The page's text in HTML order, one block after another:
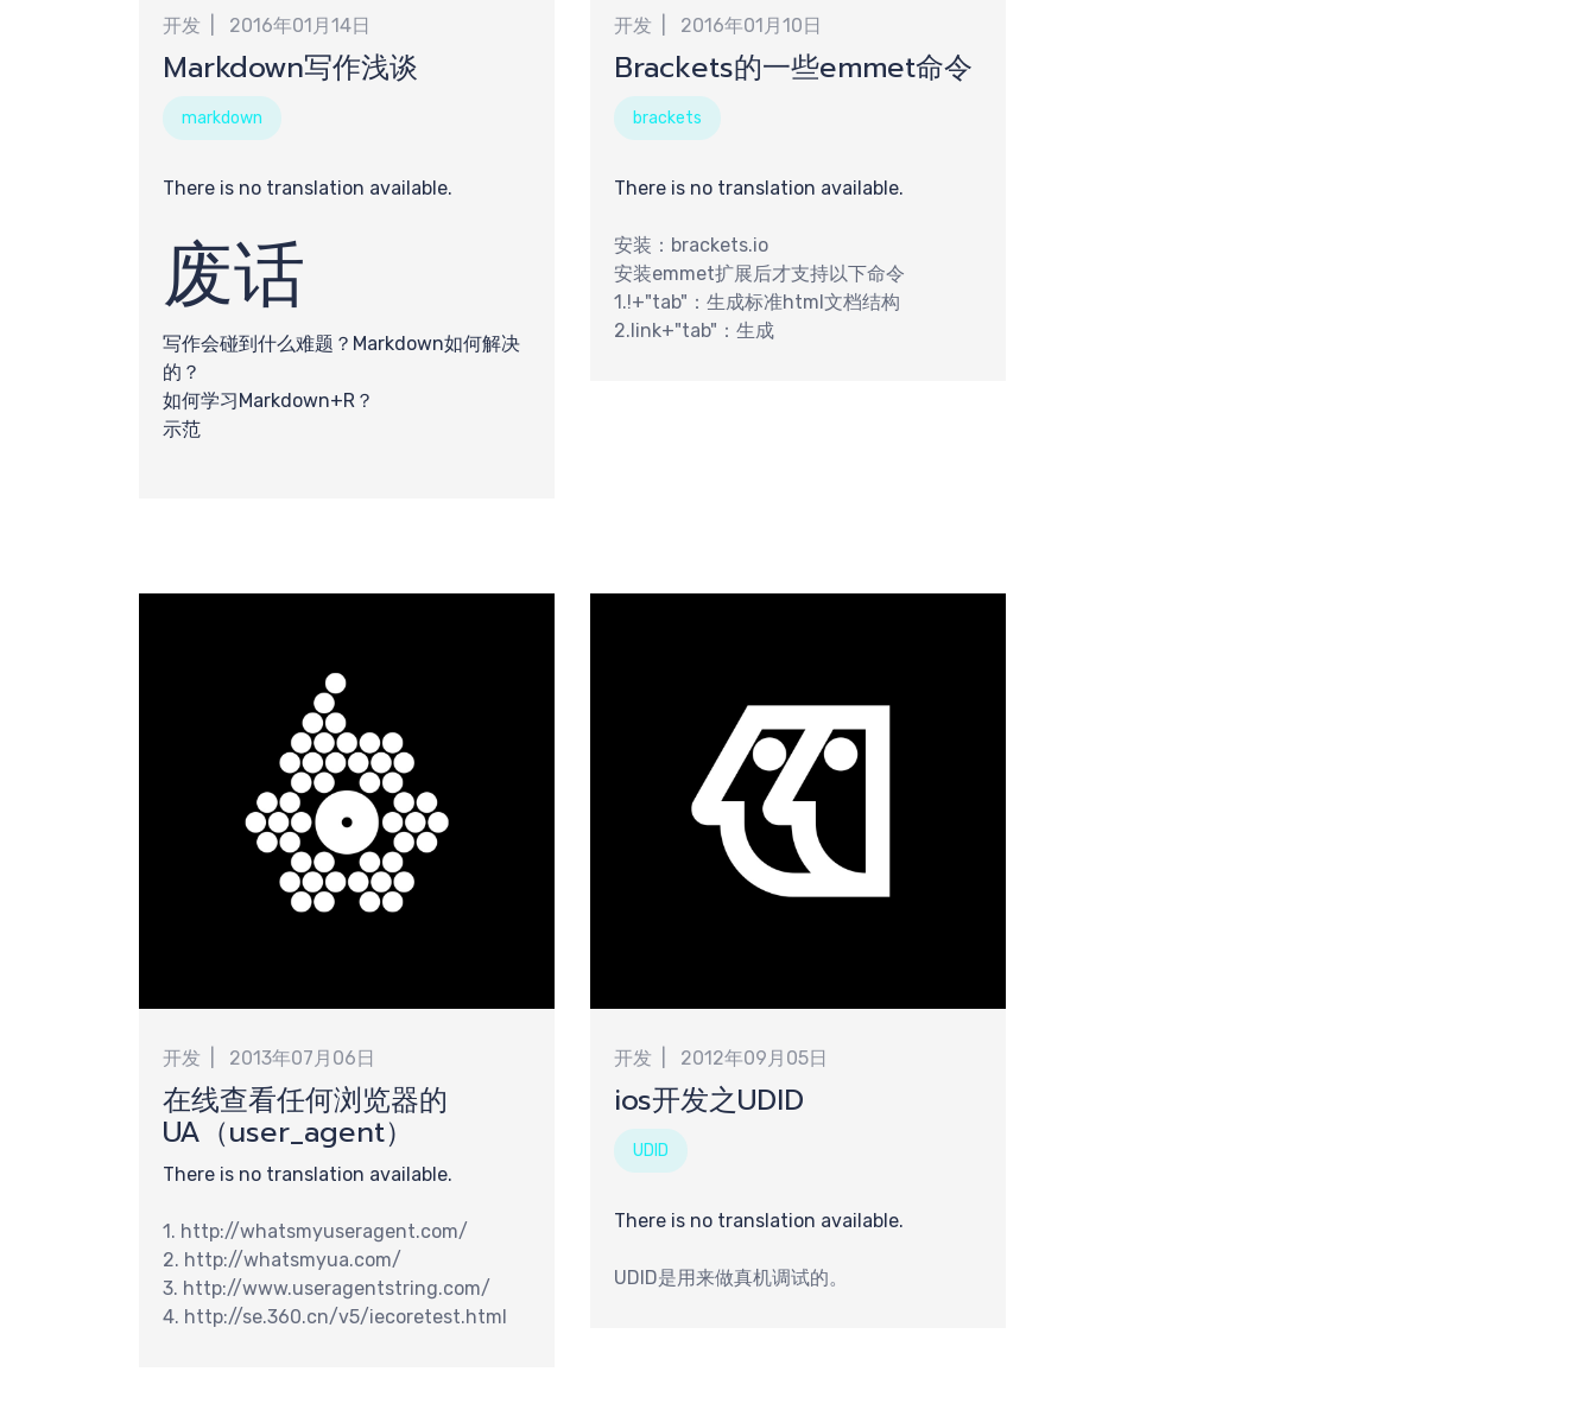
提交
需求
搜索
核心
开发 2016年01月14日
Markdown写作浅谈
markdown
There is no translation available.
废话
写作会碰到什么难题？Markdown如何解决
的？
如何学习Markdown+R？
示范
开发 2016年01月10日
Brackets的一些emmet命令
brackets
There is no translation available.
安装：brackets.io
安装emmet扩展后才支持以下命令
1.!+"tab"：生成标准html文档结构
2.link+"tab"：生成
开发 2013年07月06日
在线查看任何浏览器的
UA（user_agent）
There is no translation available.
1. http://whatsmyuseragent.com/
2. http://whatsmyua.com/
3. http://www.useragentstring.com/
4. http://se.360.cn/v5/iecoretest.html
开发 2012年09月05日
ios开发之UDID
UDID
There is no translation available.
UDID是用来做真机调试的。